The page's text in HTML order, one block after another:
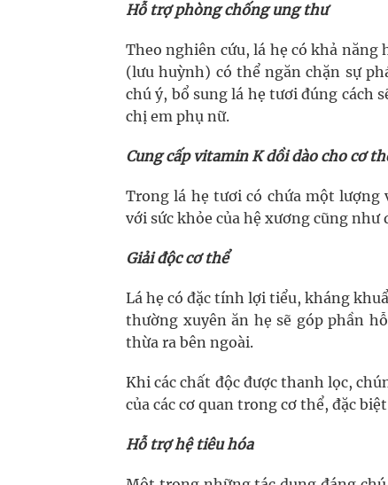
Hỗ trợ phòng chống ung thư
Theo nghiên cứu, lá hẹ có khả
(lưu huỳnh) có thể ngăn chặn sự
chú ý, bổ sung lá hẹ tươi đúng cách
chị em phụ nữ.
Cung cấp vitamin K dồi dào cho cơ
Trong lá hẹ tươi có chứa một
với sức khỏe của hệ xương cũng
Giải độc cơ thể
Lá hẹ có đặc tính lợi tiểu, kháng
thường xuyên ăn hẹ sẽ góp phần
thừa ra bên ngoài.
Khi các chất độc được thanh lọc,
của các cơ quan trong cơ thể, đặc
Hỗ trợ hệ tiêu hóa